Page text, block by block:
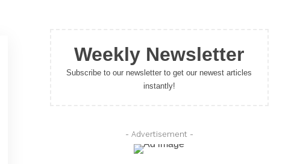
Weekly Newsletter
Subscribe to our newsletter to get our newest articles
instantly!
- Advertisement -